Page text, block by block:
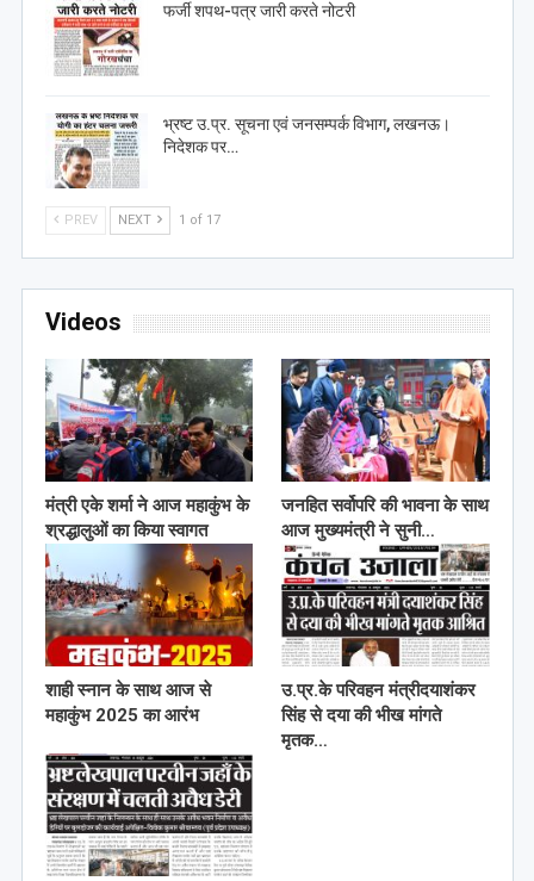
फर्जी शपथ-पत्र जारी करते नोटरी
भ्रष्ट उ.प्र. सूचना एवं जनसम्पर्क विभाग, लखनऊ।
निदेशक पर…
PREV NEXT 1 of 17
Videos
मंत्री एके शर्मा ने आज महाकुंभ के
श्रद्धालुओं का किया स्वागत
जनहित सर्वोपरि की भावना के साथ
आज मुख्यमंत्री ने सुनी…
शाही स्नान के साथ आज से
महाकुंभ 2025 का आरंभ
उ.प्र.के परिवहन मंत्रीदयाशंकर
सिंह से दया की भीख मांगते
मृतक…